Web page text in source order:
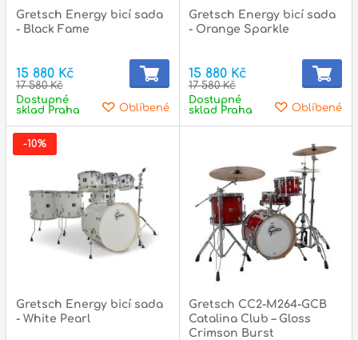
Gretsch Energy bicí sada
- Black Fame
15 880 Kč
17 580 Kč
Oblíbené
Dostupné
sklad Praha
Gretsch Energy bicí sada
- Orange Sparkle
15 880 Kč
17 580 Kč
Oblíbené
Dostupné
sklad Praha
Gretsch Energy bicí sada
- White Pearl
-10%
Gretsch CC2-M264-GCB
Catalina Club – Gloss
Crimson Burst